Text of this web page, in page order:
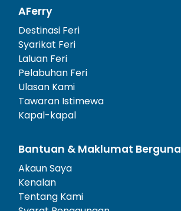
AFerry
Destinasi Feri
Syarikat Feri
Laluan Feri
Pelabuhan Feri
Ulasan Kami
Tawaran Istimewa
Kapal-kapal
Bantuan & Maklumat Berguna
Akaun Saya
Kenalan
Tentang Kami